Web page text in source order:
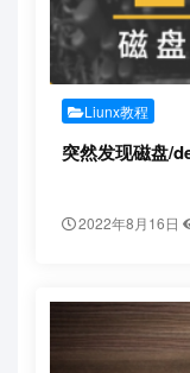
Liunx教程
突然发现磁盘/
2022年8月16日